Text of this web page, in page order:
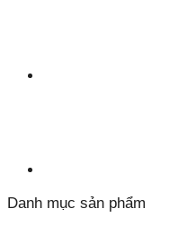
Danh mục sản phẩm